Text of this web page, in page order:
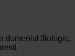
domeniul filologic,